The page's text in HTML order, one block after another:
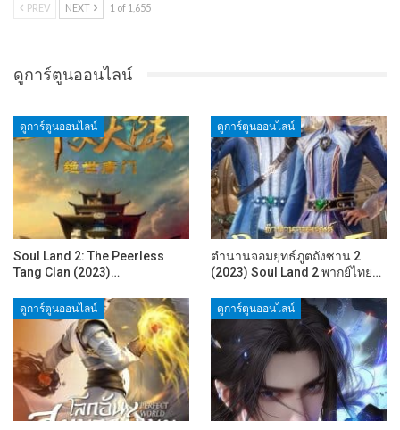
PREV NEXT 1 of 1,655
ดูการ์ตูนออนไลน์
ดูการ์ตูนออนไลน์
Soul Land 2: The Peerless
Tang Clan (2023)…
ดูการ์ตูนออนไลน์
ตำนานจอมยุทธ์ภูตถังซาน 2
(2023) Soul Land 2 พากย์ไทย…
ดูการ์ตูนออนไลน์ ดูการ์ตูนออนไลน์